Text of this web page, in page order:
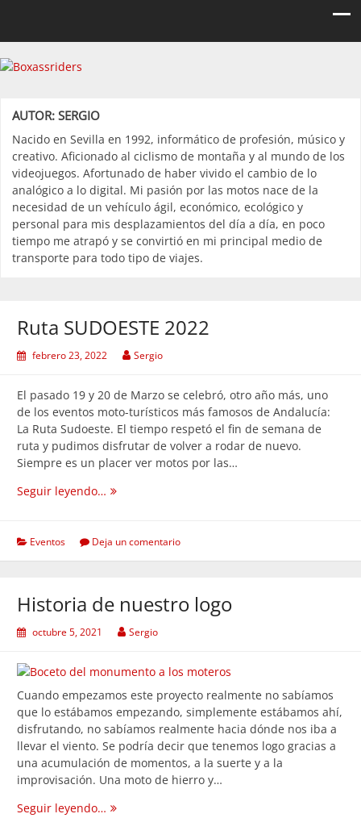
Boxassriders
Viajes, rutas y eventos moteros
AUTOR:SERGIO
Nacido en Sevilla en 1992, informático de profesión, músico y
creativo. Aficionado al ciclismo de montaña y al mundo de los
videojuegos. Afortunado de haber vivido el cambio de lo
analógico a lo digital. Mi pasión por las motos nace de la
necesidad de un vehículo ágil, económico, ecológico y
personal para mis desplazamientos del día a día, en poco
tiempo me atrapó y se convirtió en mi principal medio de
transporte para todo tipo de viajes.
Ruta SUDOESTE 2022
febrero 23, 2022 Sergio
El pasado 19 y 20 de Marzo se celebró, otro año más, uno
de los eventos moto-turísticos más famosos de Andalucía:
La Ruta Sudoeste. El tiempo respetó el fin de semana de
ruta y pudimos disfrutar de volver a rodar de nuevo.
Siempre es un placer ver motos por las…
Seguir leyendo… Ruta
Eventos Deja un comentario
Historia de nuestro logo
octubre 5, 2021 Sergio
Cuando empezamos este proyecto realmente no sabíamos
que lo estábamos empezando, simplemente estábamos ahí,
disfrutando, no sabíamos realmente hacia dónde nos iba a
llevar el viento. Se podría decir que tenemos logo gracias a
una acumulación de momentos, a la suerte y a la
improvisación. Una moto de hierro y…
Seguir leyendo… Historia